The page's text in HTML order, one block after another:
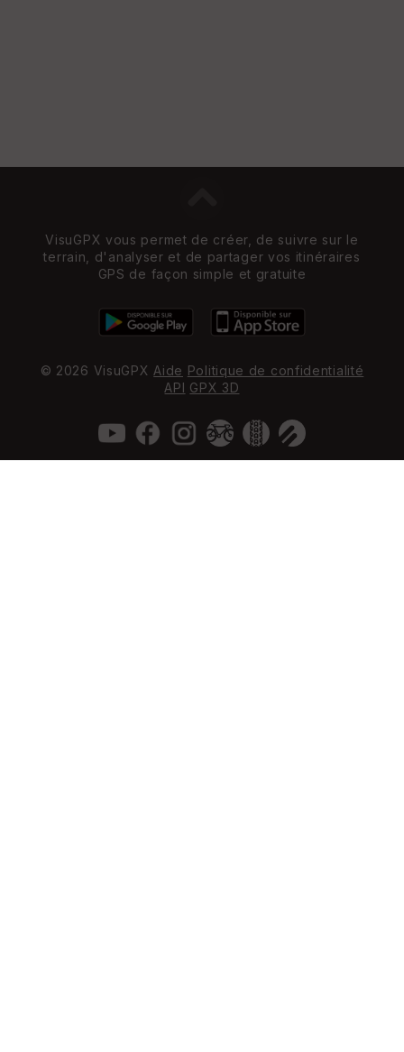
VisuGPX vous permet de créer, de suivre sur le
terrain, d'analyser et de partager vos itinéraires
GPS de façon simple et gratuite
© 2026 VisuGPX Aide Politique de confidentialité
API GPX 3D